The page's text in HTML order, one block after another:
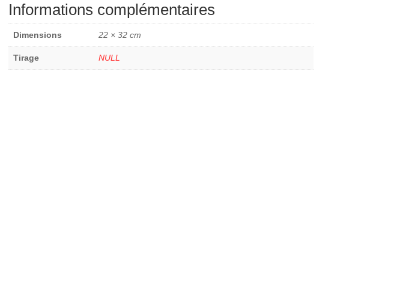
Informations complémentaires
Dimensions 22 × 32 cm
Tirage NULL